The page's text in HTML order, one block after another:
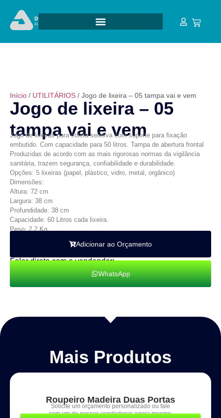
Início / UTILITÁRIOS / Jogo de lixeira – 05 tampa vai e vem
Jogo de lixeira – 05
tampa vai e vem
Jogo de lixeiras para coleta seletiva com suporte para fixação
embutido. Com capacidade para 50 litros. Tampa de abertura frontal
Produzidas de acordo com as mais rigorosas normas da vigilância
sanitária, trazem segurança, confiabilidade e durabilidade.
Opções: 5 lixeiras (papel, plástico, vidro, metal, orgânico)
Dimensões:
Altura: 72 cm
Largura: 38 cm
Profundidade: 38 cm
Capacidade: 60 Litros cada lixeira.
Peso: 2,2 Kg.
Adicionar ao Orçamento
Falar direto com o vendendor:
WhatsApp
Mais Produtos
Roupeiro Madeira Duas Portas
Solicite um orçamento personalizado ou fale
com um de nossos vendedores agora mesmo.